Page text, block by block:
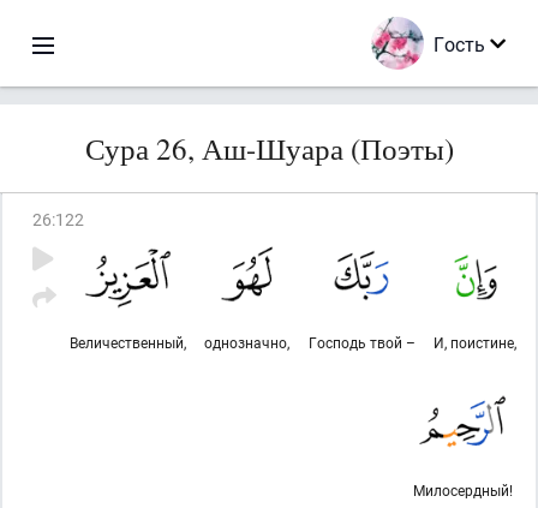
Гость
Сура 26, Аш-Шуара (Поэты)
26:122
И, поистине,
Господь твой –
однозначно,
Величественный,
Милосердный!